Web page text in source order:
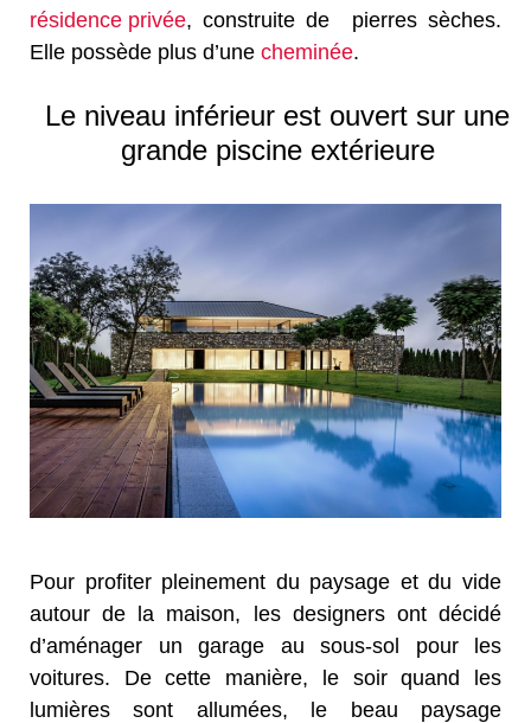
résidence privée, construite de
pierres sèches.
Elle possède plus d’une cheminée.
Le niveau inférieur est ouvert sur une
grande piscine extérieure
Pour profiter pleinement du paysage et du vide
autour de la maison, les designers ont décidé
d’aménager un garage au sous-sol pour les
voitures. De cette manière, le soir quand les
lumières sont allumées, le beau paysage